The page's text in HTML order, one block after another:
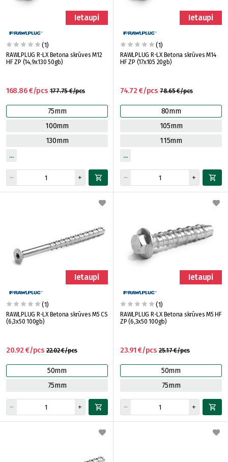
Ietaupi
(1)
RAWLPLUG R-LX Betona skrūves M12
HF ZP (14,9x130 50gb)
177.75 €/pcs
168.86 €/pcs
75mm
100mm
130mm
Ietaupi
(1)
RAWLPLUG R-LX Betona skrūves M14
HF ZP (17x105 20gb)
78.65 €/pcs
74.72 €/pcs
80mm
105mm
115mm
Ietaupi
(1)
RAWLPLUG R-LX Betona skrūves M5 CS
(6,3x50 100gb)
22.02 €/pcs
20.92 €/pcs
50mm
75mm
Ietaupi
(1)
RAWLPLUG R-LX Betona skrūves M5 HF
ZP (6,3x50 100gb)
25.17 €/pcs
23.91 €/pcs
50mm
75mm